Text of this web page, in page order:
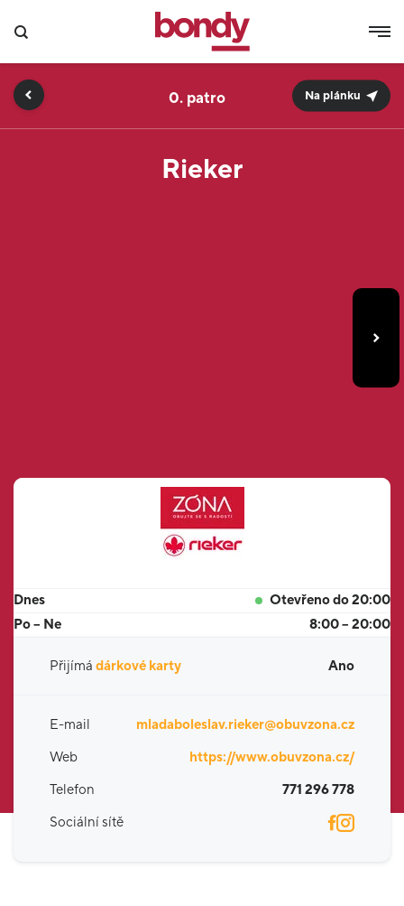
Rieker
0. Na plánku
Dnes
Otevřeno do 20:00
Po – Ne
8:00 – 20:00
Přijímá dárkové karty Ano
E-mail
mladaboleslav.rieker@obuvzona.cz
Web
https://www.obuvzona.cz/
Telefon
771 296 778
Sociální sítě